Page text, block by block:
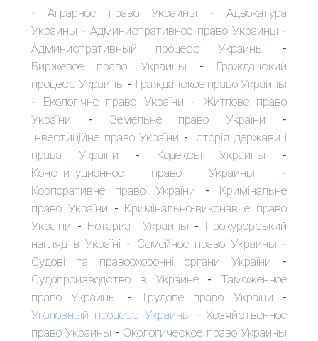
-Аграрное право Украины -Адвокатура
Украины -Административное право Украины -
Административный процесс Украины -
Биржевое право Украины - Гражданский
процесс Украины - Гражданское право Украины
- Екологічне право України - Житлове право
України - Земельне право України -
Інвестиційне право України - Історія держави і
права України - Кодексы Украины -
Конституционное право Украины -
Корпоративне право України - Кримінальне
право України - Кримінально-виконавче право
України - Нотариат Украины - Прокурорський
нагляд в Україні - Семейное право Украины -
Судові та правоохоронні органи України -
Судопроизводство в Украине- Таможенное
право Украины - Трудове право України -
Уголовный процесс Украины - Хозяйственное
право Украины - Экологическое право Украины